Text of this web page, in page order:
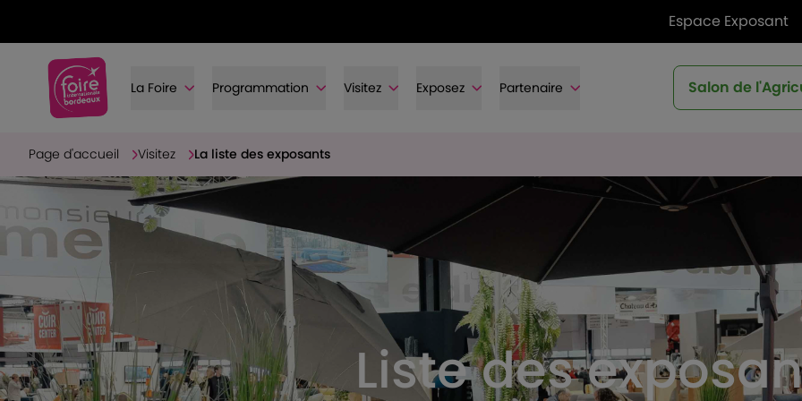
Espace Exposant
La Foire Programmation Visitez Exposez Partenaire Salon de
Page d'accueil Visitez La liste des exposants
Liste des